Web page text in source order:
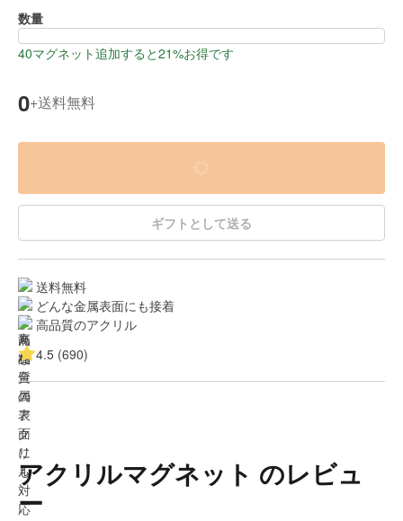
数量
40マグネット追加すると21%お得です
0+送料無料
ギフトとして送る
送料無料
どんな金属表面にも接着
高品質のアクリル
4.5 (690)
アクリルマグネット のレビュ
ー